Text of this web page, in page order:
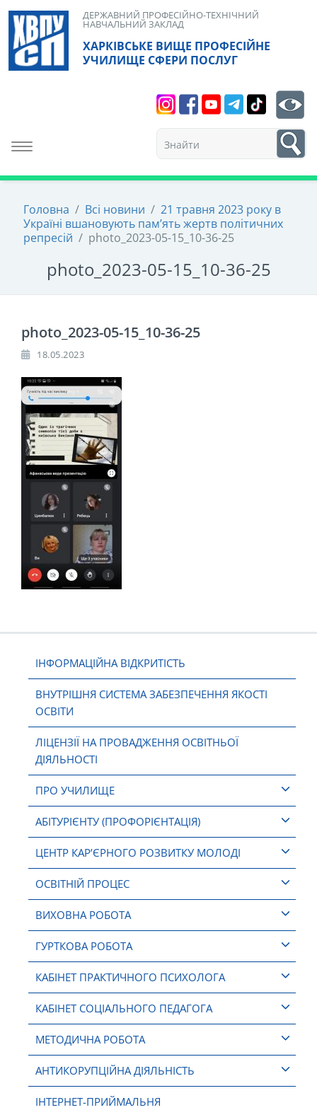
Skip
content
ХАРКІВСЬКЕ ВИЩЕ ПРОФЕСІЙНЕ
УЧИЛИЩЕ СФЕРИ ПОСЛУГ
ДЕРЖАВНИЙ ПРОФЕСІЙНО-ТЕХНІЧНИЙ
НАВЧАЛЬНИЙ ЗАКЛАД
Toggle navigation
1
Головна / Всі новини / 21 травня 2023 року в
Україні вшановують пам’ять жертв політичних
репресій / photo_2023-05-15_10-36-25
photo_2023-05-15_10-36-25
ІНФОРМАЦІЙНА ВІДКРИТІСТЬ
ВНУТРІШНЯ СИСТЕМА ЗАБЕЗПЕЧЕННЯ ЯКОСТІ
ОСВІТИ
ЛІЦЕНЗІЇ НА ПРОВАДЖЕННЯ ОСВІТНЬОЇ
ДІЯЛЬНОСТІ
ПРО УЧИЛИЩЕ
АБІТУРІЄНТУ (ПРОФОРІЄНТАЦІЯ)
ЦЕНТР КАР’ЄРНОГО РОЗВИТКУ МОЛОДІ
ОСВІТНІЙ ПРОЦЕС
ВИХОВНА РОБОТА
ГУРТКОВА РОБОТА
КАБІНЕТ ПРАКТИЧНОГО ПСИХОЛОГА
КАБІНЕТ СОЦІАЛЬНОГО ПЕДАГОГА
МЕТОДИЧНА РОБОТА
АНТИКОРУПЦІЙНА ДІЯЛЬНІСТЬ
ІНТЕРНЕТ-ПРИЙМАЛЬНЯ
photo_2023-05-15_10-36-25
18.05.2023